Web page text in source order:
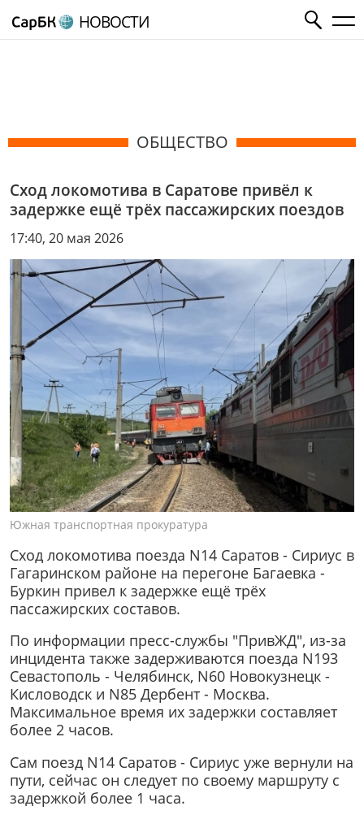
НОВОСТИ
ОБЩЕСТВО
Сход локомотива в Саратове привёл к
задержке ещё трёх пассажирских поездов
17:40, 20 мая 2026
Южная транспортная прокуратура
Сход локомотива поезда N14 Саратов - Сириус в
Гагаринском районе на перегоне Багаевка -
Буркин привел к задержке ещё трёх
пассажирских составов.
По информации пресс-службы "ПривЖД", из-за
инцидента также задерживаются поезда N193
Севастополь - Челябинск, N60 Новокузнецк -
Кисловодск и N85 Дербент - Москва.
Максимальное время их задержки составляет
более 2 часов.
Сам поезд N14 Саратов - Сириус уже вернули на
пути, сейчас он следует по своему маршруту с
задержкой более 1 часа.